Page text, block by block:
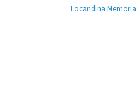
Locandina Memoria